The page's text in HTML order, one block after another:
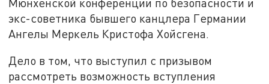
экс-советника бывшего канцлера Германии
Ангелы Меркель Кристофа Хойсгена.
Дело в том, что выступил с призывом
рассмотреть возможность вступления